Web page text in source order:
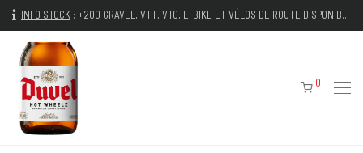
INFO STOCK : +200 GRAVEL, VTT, VTC, E-BIKE ET VÉLOS DE ROUTE DISPONIBLES IMMÉDIATEMENT
0